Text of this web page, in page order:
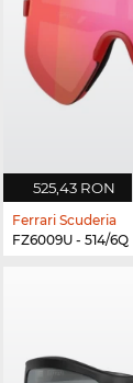
525,43 RON
Ferrari Scuderia
FZ6009U - 514/6Q